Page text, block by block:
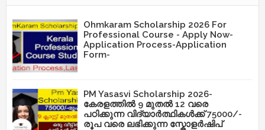
Ohmkaram Scholarship 2026 For
Professional Course - Apply Now-
Application Process-Application
Form-
PM Yasasvi Scholarship 2026-
കേരളത്തിൽ 9 മുതൽ 12 വരെ
പഠിക്കുന്ന വിദ്യാർത്ഥികൾക്ക് 75000/-
രൂപ വരെ ലഭിക്കുന്ന സ്കോളർഷിപ്